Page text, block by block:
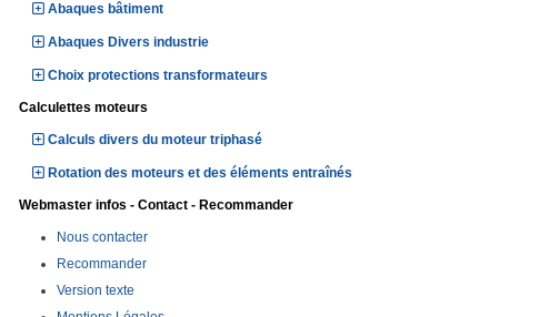
Abaques bâtiment
Abaques Divers industrie
Choix protections transformateurs
Calculettes moteurs
Calculs divers du moteur triphasé
Rotation des moteurs et des éléments entraînés
Webmaster infos - Contact - Recommander
Nous contacter
Recommander
Version texte